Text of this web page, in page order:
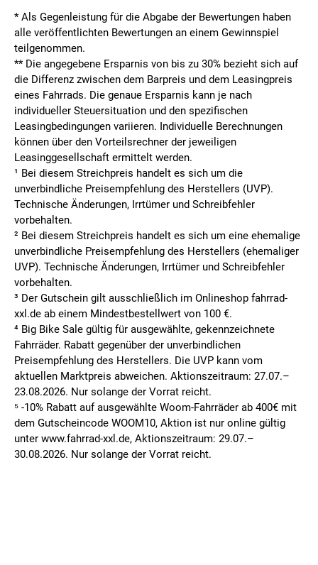
* Als Gegenleistung für die Abgabe der Bewertungen haben
alle veröffentlichten Bewertungen an einem Gewinnspiel
teilgenommen.
** Die angegebene Ersparnis von bis zu 30% bezieht sich auf
die Differenz zwischen dem Barpreis und dem Leasingpreis
eines Fahrrads. Die genaue Ersparnis kann je nach
individueller Steuersituation und den spezifischen
Leasingbedingungen variieren. Individuelle Berechnungen
können über den Vorteilsrechner der jeweiligen
Leasinggesellschaft ermittelt werden.
¹ Bei diesem Streichpreis handelt es sich um die
unverbindliche Preisempfehlung des Herstellers (UVP).
Technische Änderungen, Irrtümer und Schreibfehler
vorbehalten.
² Bei diesem Streichpreis handelt es sich um eine ehemalige
unverbindliche Preisempfehlung des Herstellers (ehemaliger
UVP). Technische Änderungen, Irrtümer und Schreibfehler
vorbehalten.
³ Der Gutschein gilt ausschließlich im Onlineshop fahrrad-
xxl.de ab einem Mindestbestellwert von 100 €.
⁴ Big Bike Sale gültig für ausgewählte, gekennzeichnete
Fahrräder. Rabatt gegenüber der unverbindlichen
Preisempfehlung des Herstellers. Die UVP kann vom
aktuellen Marktpreis abweichen. Aktionszeitraum: 27.07.–
23.08.2026. Nur solange der Vorrat reicht.
⁵ -10% Rabatt auf ausgewählte Woom-Fahrräder ab 400€ mit
dem Gutscheincode WOOM10, Aktion ist nur online gültig
unter www.fahrrad-xxl.de, Aktionszeitraum: 29.07.–
30.08.2026. Nur solange der Vorrat reicht.